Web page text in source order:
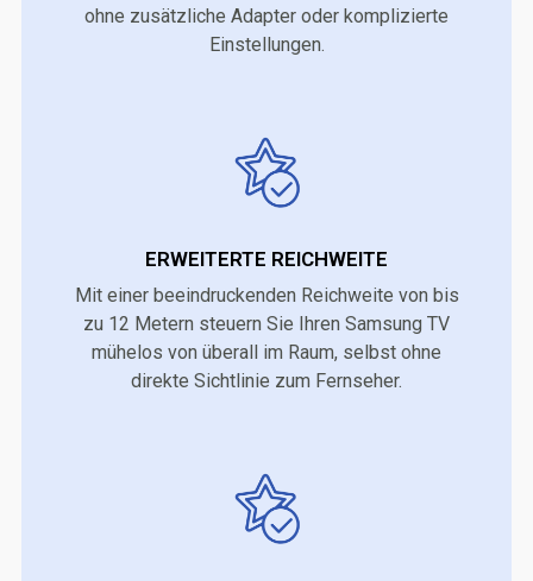
ohne zusätzliche Adapter oder komplizierte
Einstellungen.
ERWEITERTE REICHWEITE
Mit einer beeindruckenden Reichweite von bis
zu 12 Metern steuern Sie Ihren Samsung TV
mühelos von überall im Raum, selbst ohne
direkte Sichtlinie zum Fernseher.